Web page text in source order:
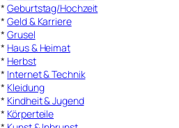
*Geburtstag/Hochzeit
*Geld & Karriere
*Grusel
* Haus & Heimat
* Herbst
* Internet & Technik
* Kleidung
* Kindheit & Jugend
* Körperteile